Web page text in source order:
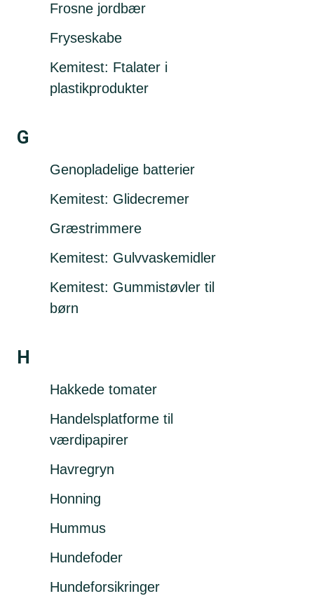
Frosne jordbær
Fryseskabe
Kemitest: Ftalater i
plastikprodukter
G
Genopladelige batterier
Kemitest: Glidecremer
Græstrimmere
Kemitest: Gulvvaskemidler
Kemitest: Gummistøvler til
børn
H
Hakkede tomater
Handelsplatforme til
værdipapirer
Havregryn
Honning
Hummus
Hundefoder
Hundeforsikringer